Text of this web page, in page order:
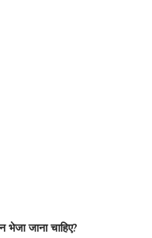
भेजा जाना चाहिए?